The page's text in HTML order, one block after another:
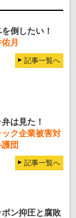
でIOCラウンジ以外に
倒したい！
月
記事一覧へ
は見た！
ック企業被害対
団
記事一覧へ
ポン抑圧と腐敗